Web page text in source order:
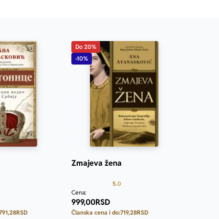
RSD
Do 20%
-10%
Zmajeva žena
5.0
Cena:
999,00RSD
Članska cena i do:719,28RSD